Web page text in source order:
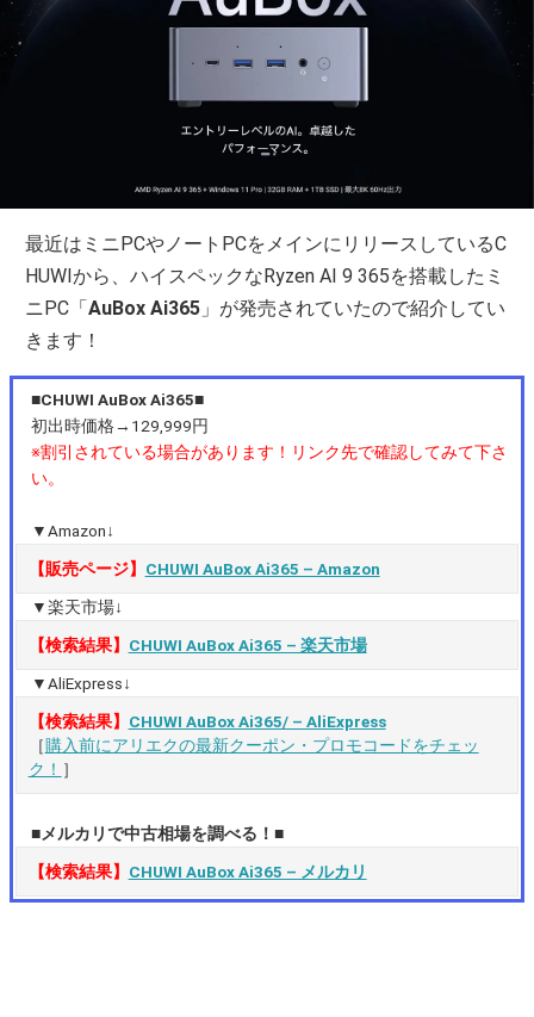
最近はミニPCやノートPCをメインにリリースしているC
HUWIから、ハイスペックなRyzen AI 9 365を搭載したミ
ニPC「AuBox Ai365 」が発売されていたので紹介してい
きます！
■CHUWI AuBox Ai365■
初出時価格→129,999円
※割引されている場合があります！リンク先で確認してみて下さ
い。
▼Amazon↓
【販売ページ】 CHUWI AuBox Ai365 – Amazon
▼楽天市場↓
【検索結果】 CHUWI AuBox Ai365 – 楽天市場
▼AliExpress↓
【検索結果】 CHUWI AuBox Ai365/ – AliExpress
［購入前にアリエクの最新クーポン・プロモコードをチェッ
ク！ ］
■メルカリで中古相場を調べる！■
【検索結果】 CHUWI AuBox Ai365 – メルカリ